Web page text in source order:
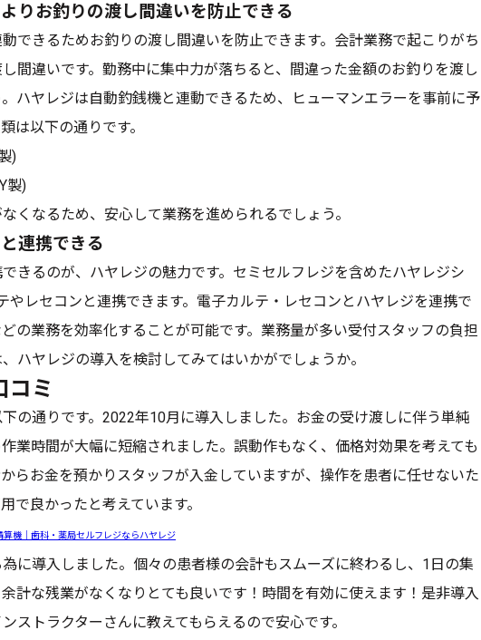
りお釣りの渡し間違いを防止できる
できるためお釣りの渡し間違いを防止できます。会計業務で起こりがち
間違いです。勤務中に集中力が落ちると、間違った金額のお釣りを渡し
ハヤレジは自動釣銭機と連動できるため、ヒューマンエラーを事前に予
は以下の通りです。
)
製)
くなるため、安心して業務を進められるでしょう。
連携できる
きるのが、ハヤレジの魅力です。セミセルフレジを含めたハヤレジシ
やレセコンと連携できます。電子カルテ・レセコンとハヤレジを連携で
の業務を効率化することが可能です。業務量が多い受付スタッフの負担
ハヤレジの導入を検討してみてはいかがでしょうか。
コミ
の通りです。2022年10月に導入しました。お金の受け渡しに伴う単純
業時間が大幅に短縮されました。誤動作もなく、価格対効果を考えても
らお金を預かりスタッフが入金していますが、操作を患者に任せないた
で良かったと考えています。
機｜歯科・薬局セルフレジならハヤレジ
に導入しました。個々の患者様の会計もスムーズに終わるし、1日の集
計な残業がなくなりとても良いです！時間を有効に使えます！是非導入
ストラクターさんに教えてもらえるので安心です。